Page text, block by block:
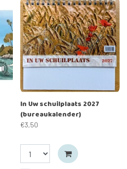
In Uw schuilplaats 2027
(bureaukalender)
€3,50